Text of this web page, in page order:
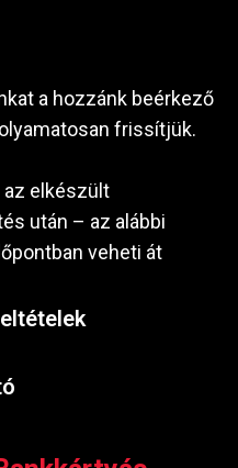
a hozzánk beérkező
frissítjük.
az elkészült
után – az alábbi
veheti át